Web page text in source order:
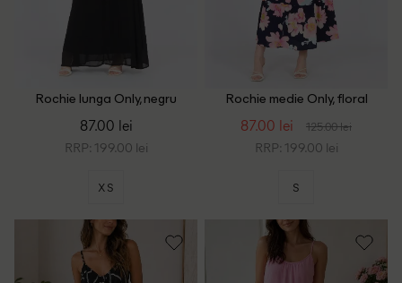
Rochie lunga Only, negru
87.00 lei
RRP: 199.00 lei
XS
Rochie medie Only, floral
87.00 lei 125.00 lei
RRP: 199.00 lei
S